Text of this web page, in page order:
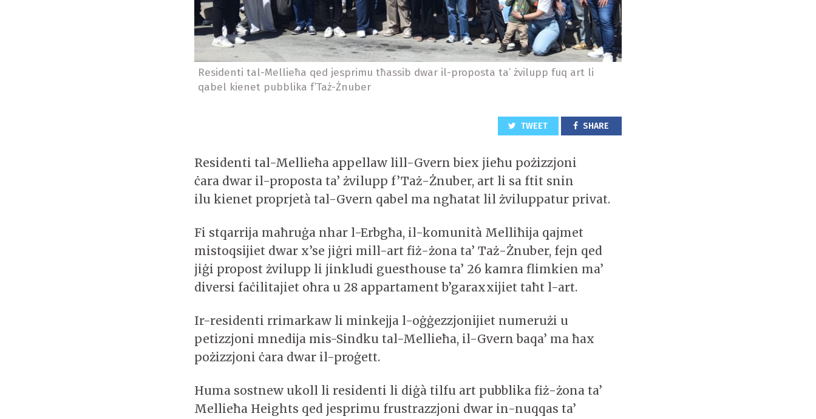
Residenti tal-Mellieħa qed jesprimu tħassib dwar il-proposta ta’ żvilupp fuq art li
qabel kienet pubblika f’Taż-Żnuber
TWEET SHARE
Residenti tal-Mellieħa appellaw lill-Gvern biex jieħu pożizzjoni
ċara dwar il-proposta ta’ żvilupp f’Taż-Żnuber, art li sa ftit snin
ilu kienet proprjetà tal-Gvern qabel ma ngħatat lil żviluppatur privat.
Fi stqarrija maħruġa nhar l-Erbgħa, il-komunità Melliħija qajmet
mistoqsijiet dwar x’se jiġri mill-art fiż-żona ta’ Taż-Żnuber, fejn qed
jiġi propost żvilupp li jinkludi guesthouse ta’ 26 kamra flimkien ma’
diversi faċilitajiet oħra u 28 appartament b’garaxxijiet taħt l-art.
Ir-residenti rrimarkaw li minkejja l-oġġezzjonijiet numerużi u
petizzjoni mnedija mis-Sindku tal-Mellieħa, il-Gvern baqa’ ma ħax
pożizzjoni ċara dwar il-proġett.
Huma sostnew ukoll li residenti li diġà tilfu art pubblika fiż-żona ta’
Mellieħa Heights qed jesprimu frustrazzjoni dwar in-nuqqas ta’